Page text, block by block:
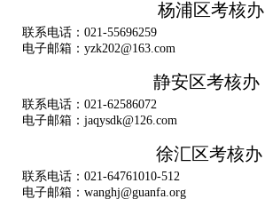
杨浦区考核办
联系电话：021-55696259
电子邮箱：yzk202@163.com
静安区考核办
联系电话：021-62586072
电子邮箱：jaqysdk@126.com
徐汇区考核办
联系电话：021-64761010-512
电子邮箱：wanghj@guanfa.org